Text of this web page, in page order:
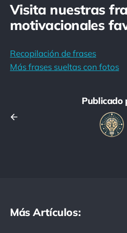
Visita nuestras
motivacionales
Recopilación de frases
Más frases sueltas con fotos
Publicado
Más Artículos: